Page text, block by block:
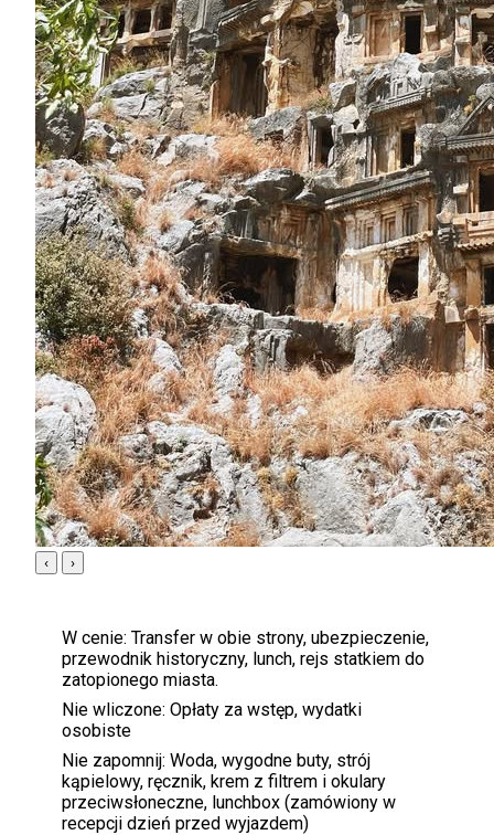
‹ ›
W cenie: Transfer w obie strony, ubezpieczenie,
przewodnik historyczny, lunch, rejs statkiem do
zatopionego miasta.
Nie wliczone: Opłaty za wstęp, wydatki
osobiste
Nie zapomnij: Woda, wygodne buty, strój
kąpielowy, ręcznik, krem ​​z filtrem i okulary
przeciwsłoneczne, lunchbox (zamówiony w
recepcji dzień przed wyjazdem)